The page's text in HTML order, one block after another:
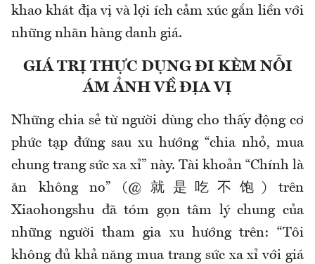
khao khát địa vị và lợi ích cảm xúc gắn liền với
những nhãn hàng danh giá.
GIÁ TRỊ THỰC DỤNG ĐI KÈM NỖI
ÁM ẢNH VỀ ĐỊA VỊ
Những chia sẻ từ người dùng cho thấy động cơ
phức tạp đứng sau xu hướng “chia nhỏ, mua
chung trang sức xa xỉ” này. Tài khoản “Chính là
ăn không no” (@就是吃不饱) trên
Xiaohongshu đã tóm gọn tâm lý chung của
những người tham gia xu hướng trên: “Tôi
không đủ khả năng mua trang sức xa xỉ với giá